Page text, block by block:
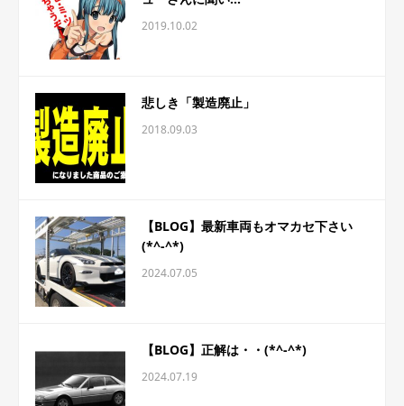
2019.10.02
悲しき「製造廃止」
2018.09.03
【BLOG】最新車両もオマカセ下さい
(*^-^*)
2024.07.05
【BLOG】正解は・・(*^-^*)
2024.07.19